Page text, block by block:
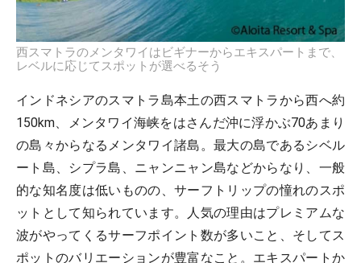
西スマトラのメンタワイはビギナーからエキスパートまで、
レベルに応じてスポットが選べるそう
インドネシアのスマトラ島本土の西スマトラから西へ約
150km、メンタワイ海峡をはさんだ沖に浮かぶ70あまり
の島々からなるメンタワイ諸島。最大の島であるシベル
ート島、シプラ島、ニャンニャン島などからなり、一般
的な知名度は低いものの、サーフトリップの憧れのスポ
ットとして知られています。人気の理由はプレミアムな
波がやってくるサーフポイント数が多いこと、そしてス
ポットのバリエーションが豊富なこと。エキスパートか